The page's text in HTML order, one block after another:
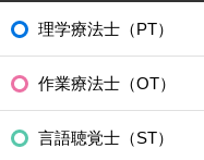
理学療法士（PT）
作業療法士（OT）
言語聴覚士（ST）